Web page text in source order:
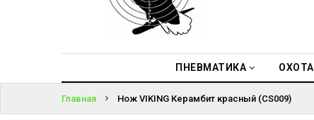
ПНЕВМАТИКА ОХОТА
ЭКИПИРОВКА
ЗАБЫЛИ
ПАРОЛЬ?
Главная Нож VIKING Керамбит красный (СS009)